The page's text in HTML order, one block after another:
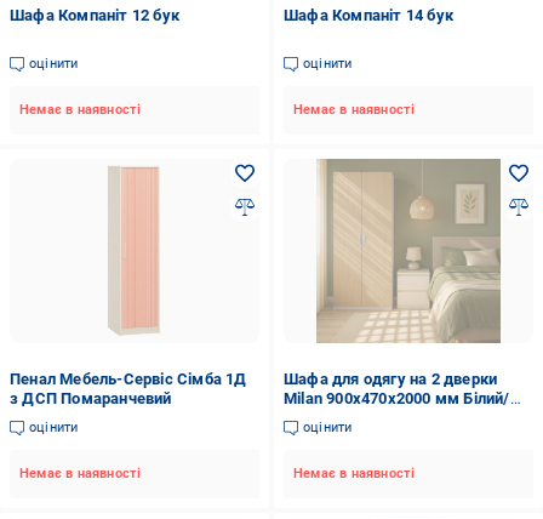
Шафа Компаніт 12 бук
оцінити
Немає в наявності
Шафа Компаніт 14 бук
оцінити
Немає в наявності
Пенал Мебель-Сервіс Сімба 1Д
з ДСП Помаранчевий
оцінити
Немає в наявності
Шафа для одягу на 2 дверки
Milan 900х470х2000 мм Білий/
Бук Баварія
оцінити
Немає в наявності